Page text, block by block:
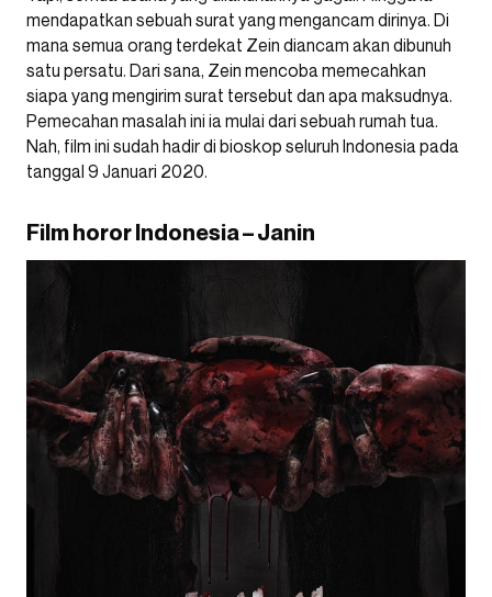
mendapatkan sebuah surat yang mengancam dirinya. Di
mana semua orang terdekat Zein diancam akan dibunuh
satu persatu. Dari sana, Zein mencoba memecahkan
siapa yang mengirim surat tersebut dan apa maksudnya.
Pemecahan masalah ini ia mulai dari sebuah rumah tua.
Nah, film ini sudah hadir di bioskop seluruh Indonesia pada
tanggal 9 Januari 2020.
Film horor Indonesia – Janin